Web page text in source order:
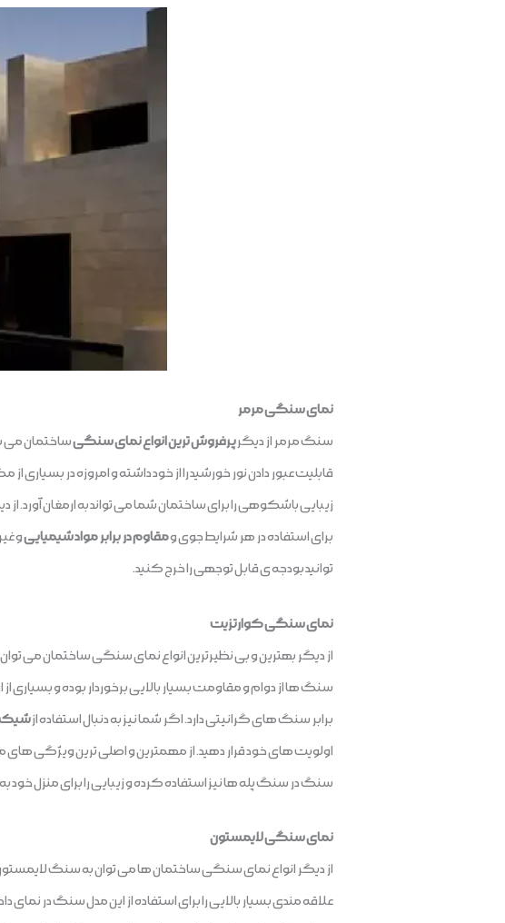
نمای سنگی مرمر
سنگ مرمر از دیگرپرفروش ترین انواع نمای سنگیساختمان می
قابلیت عبور دادن نور خورشید را از خود داشته و امروزه در
زیبایی باشکوهی را برای ساختمان شما می تواند به ارمغان
برای استفاده در هر شرایط جوی ومقاوم در برابر مواد شیمیاییو
توانید بودجه ی قابل توجهی را خرج کنید.
نمای سنگی کوارتزیت
از دیگر بهترین و بی نظیرترین انواع نمای سنگی ساختمان می
سنگ ها از دوام و مقاومت بسیار بالایی برخوردار بوده و بسیاری
برابر سنگ های گرانیتی دارد. اگر شما نیز به دنبال استفاده ازشیک
اولویت های خود قرار دهید. از مهمترین و اصلی ترین ویژگی های
سنگ در سنگ پله ها نیز استفاده کرده و زیبایی را برای منزل خود به
نمای سنگی لایمستون
از دیگر انواع نمای سنگی ساختمان ها می توان به سنگ
علاقه مندی بسیار بالایی را برای استفاده از این مدل سنگ در